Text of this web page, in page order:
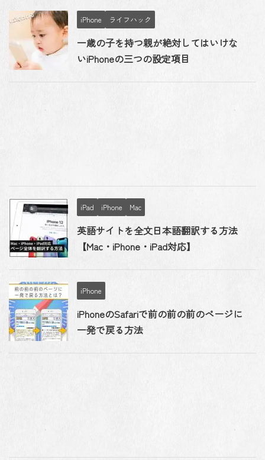
iPhone ライフハック
一歳の子を持つ親が絶対してはいけな
いiPhoneの三つの設定項目
iPad iPhone Mac
英語サイトを全文日本語翻訳する方法
【Mac・iPhone・iPad対応】
iPhone
iPhoneのSafariで前の前の前のページに
一発で戻る方法